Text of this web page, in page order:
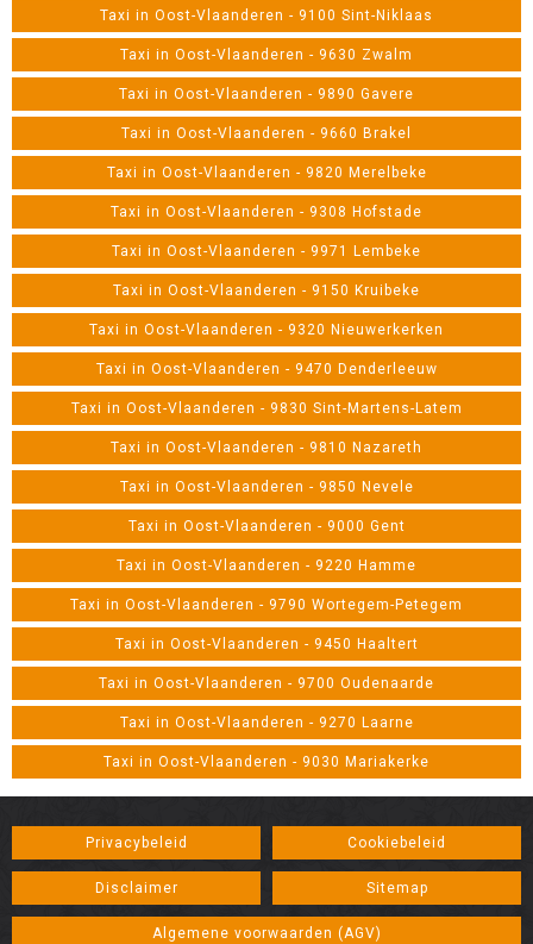
Taxi in Oost-Vlaanderen - 9100 Sint-Niklaas
Taxi in Oost-Vlaanderen - 9630 Zwalm
Taxi in Oost-Vlaanderen - 9890 Gavere
Taxi in Oost-Vlaanderen - 9660 Brakel
Taxi in Oost-Vlaanderen - 9820 Merelbeke
Taxi in Oost-Vlaanderen - 9308 Hofstade
Taxi in Oost-Vlaanderen - 9971 Lembeke
Taxi in Oost-Vlaanderen - 9150 Kruibeke
Taxi in Oost-Vlaanderen - 9320 Nieuwerkerken
Taxi in Oost-Vlaanderen - 9470 Denderleeuw
Taxi in Oost-Vlaanderen - 9830 Sint-Martens-Latem
Taxi in Oost-Vlaanderen - 9810 Nazareth
Taxi in Oost-Vlaanderen - 9850 Nevele
Taxi in Oost-Vlaanderen - 9000 Gent
Taxi in Oost-Vlaanderen - 9220 Hamme
Taxi in Oost-Vlaanderen - 9790 Wortegem-Petegem
Taxi in Oost-Vlaanderen - 9450 Haaltert
Taxi in Oost-Vlaanderen - 9700 Oudenaarde
Taxi in Oost-Vlaanderen - 9270 Laarne
Taxi in Oost-Vlaanderen - 9030 Mariakerke
Privacybeleid Cookiebeleid
Disclaimer Sitemap
Algemene voorwaarden (AGV)